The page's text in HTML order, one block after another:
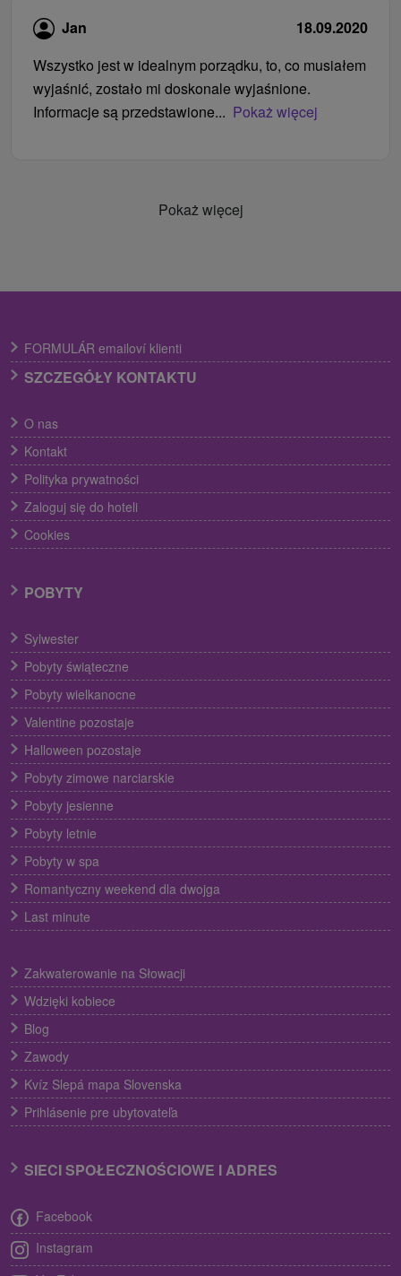
Jan
18.09.2020
Wszystko jest w idealnym porządku, to, co musiałem
wyjaśnić, zostało mi doskonale wyjaśnione.
Informacje są przedstawione... Pokaż więcej
Pokaż więcej
FORMULÁR emailoví klienti
SZCZEGÓŁY KONTAKTU
O nas
Kontakt
Polityka prywatności
Zaloguj się do hoteli
Cookies
POBYTY
Sylwester
Pobyty świąteczne
Pobyty wielkanocne
Valentine pozostaje
Halloween pozostaje
Pobyty zimowe narciarskie
Pobyty jesienne
Pobyty letnie
Pobyty w spa
Romantyczny weekend dla dwojga
Last minute
Zakwaterowanie na Słowacji
Wdzięki kobiece
Blog
Zawody
Kvíz Slepá mapa Slovenska
Prihlásenie pre ubytovateľa
SIECI SPOŁECZNOŚCIOWE I ADRES
Facebook
Instagram